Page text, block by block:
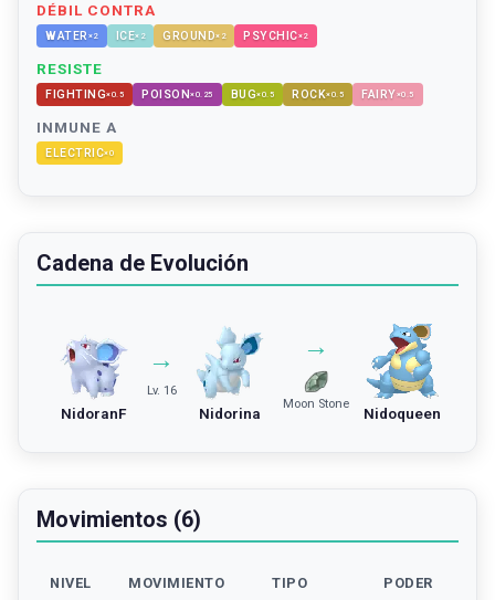
DÉBIL CONTRA
WATER ×2 ICE× 2 GROUND× 2 PSYCHIC×2
RESISTE
FIGHTING×0.5 POISON×0.25 BUG×0.5 ROCK×0.5 FAIRY×0.5
INMUNE A
ELECTRIC×0
Cadena de Evolución
NidoranF
→
Lv. 16
Nidorina
→
Moon Stone
Nidoqueen
Movimientos (6)
NIVEL MOVIMIENTO TIPO PODER